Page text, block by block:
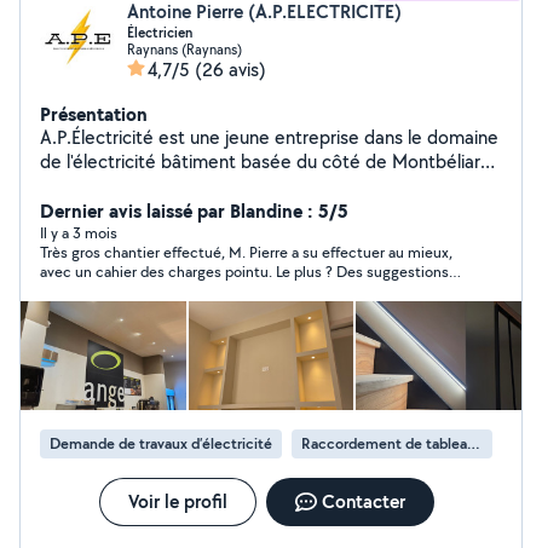
Antoine Pierre (A.P.ELECTRICITE)
Électricien
Raynans (Raynans)
4,7/5 (26 avis)
Présentation
A.P.Électricité est une jeune entreprise dans le domaine
de l'électricité bâtiment basée du côté de Montbéliard.
vous proposer et de réaliser vos projets électriques
avec professionnalisme, et sécurité dans le temps.
Nous vous proposons donc nos services ! Antoine - APE
Cher client, si vous postez des demandes. Il serait
appréciable de répondre aux messages que l'on vous
envoie... Cordialement
Dernier avis laissé par Blandine : 5/5
Il y a 3 mois
Très gros chantier effectué, M. Pierre a su effectuer au mieux,
avec un cahier des charges pointu. Le plus ? Des suggestions
recommande sans hésiter. Je n’indique pas le prix, le chantier
était de rénovation, donc personnalisé.
Demande de travaux d’électricité Raccordement de tableau électrique
Voir le profil Contacter